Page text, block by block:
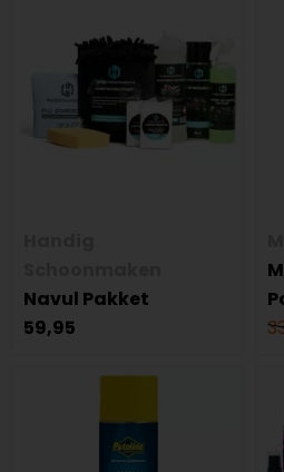
Navul Pakket
59,95